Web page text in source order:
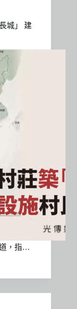
城」 建
道，指…